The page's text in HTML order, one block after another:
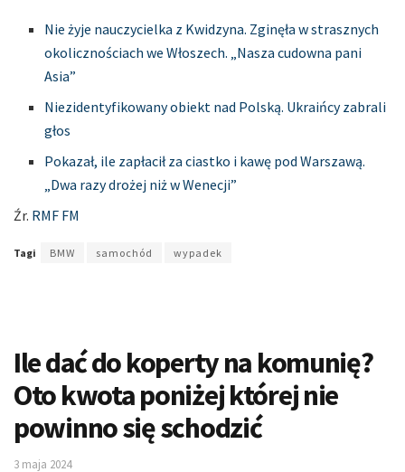
Nie żyje nauczycielka z Kwidzyna. Zginęła w strasznych
okolicznościach we Włoszech. „Nasza cudowna pani
Asia”
Niezidentyfikowany obiekt nad Polską. Ukraińcy zabrali
głos
Pokazał, ile zapłacił za ciastko i kawę pod Warszawą.
„Dwa razy drożej niż w Wenecji”
Źr. RMF FM
Tagi BMW samochód wypadek
Ile dać do koperty na komunię?
Oto kwota poniżej której nie
powinno się schodzić
3 maja 2024